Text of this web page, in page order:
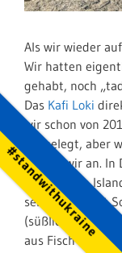
#standwithukraine
Als wir wieder
Wir hatten
gehabt, noch
Das Kafi Loki
wir schon von
ausgelegt, aber
kamen wir an. In
gegeben, in
sehr gute Meat
(süßliches
aus Fisch und